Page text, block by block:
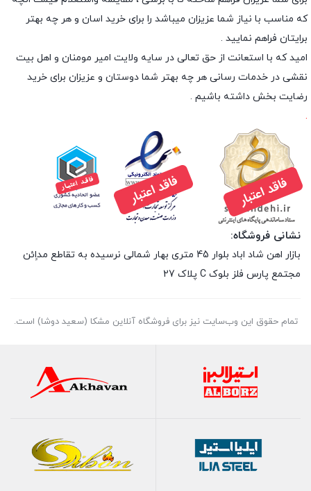
که مناسب با نیاز شما عزیزان میباشد را برای خرید اسان و هر چه بهتر
برایتان فراهم نمایید .
امید که با استعانت از حق تعالی در سایه ولایت امیر مومنان و اهل بیت
نقشی در خدمات رسانی هر چه بهتر شما دوستان و عزیزان برای خرید
رضایت بخش داشته باشیم .
.
نشانی فروشگاه:
بازار اهن شاد اباد بلوار 45 متری بهار شمالی نرسیده به تقاطع مداِِئن
مجتمع پارس فلز بلوک C پلاک 27
تمام حقوق اين وب‌سايت نیز برای فروشگاه آنلاین مشکا (سعید دوشا) است.